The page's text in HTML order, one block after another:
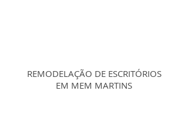
REMODELAÇÃO DE ESCRITÓRIOS
EM MEM MARTINS